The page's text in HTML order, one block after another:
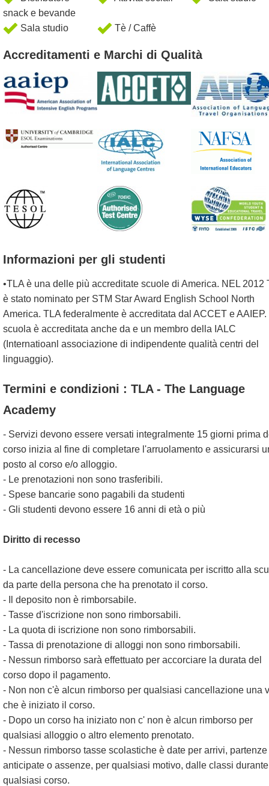
snack e bevande
Sala studio Tè / Caffè
Accreditamenti e Marchi di Qualità
Informazioni per gli studenti
•TLA è una delle più accreditate scuole di America. NEL 2012
è stato nominato per STM Star Award English School North
America. TLA federalmente è accreditata dal ACCET e AAIEP.
scuola è accreditata anche da e un membro della IALC
(Internatioanl associazione di indipendente qualità centri del
linguaggio).
Termini e condizioni : TLA - The Language
Academy
- Servizi devono essere versati integralmente 15 giorni prima
corso inizia al fine di completare l'arruolamento e assicurarsi
posto al corso e/o alloggio.
- Le prenotazioni non sono trasferibili.
- Spese bancarie sono pagabili da studenti
- Gli studenti devono essere 16 anni di età o più
Diritto di recesso
- La cancellazione deve essere comunicata per iscritto alla
da parte della persona che ha prenotato il corso.
- Il deposito non è rimborsabile.
- Tasse d'iscrizione non sono rimborsabili.
- La quota di iscrizione non sono rimborsabili.
- Tassa di prenotazione di alloggi non sono rimborsabili.
- Nessun rimborso sarà effettuato per accorciare la durata del
corso dopo il pagamento.
- Non non c'è alcun rimborso per qualsiasi cancellazione una
che è iniziato il corso.
- Dopo un corso ha iniziato non c' non è alcun rimborso per
qualsiasi alloggio o altro elemento prenotato.
- Nessun rimborso tasse scolastiche è date per arrivi, partenze
anticipate o assenze, per qualsiasi motivo, dalle classi durante
qualsiasi corso.